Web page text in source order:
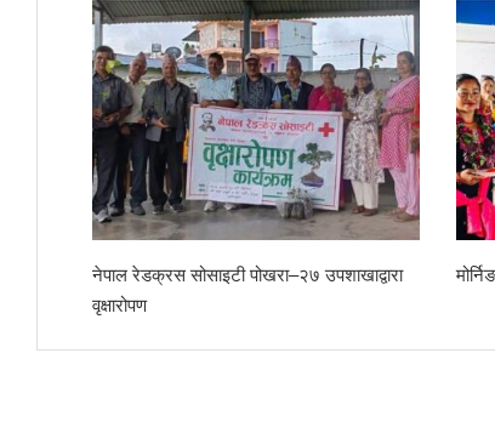
छोरेपाटन मा. वि.का नवआगन्तुक विद्यार्थीलाई स्वागत